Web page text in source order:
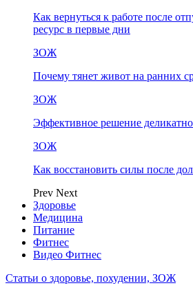
Как вернуться к работе после
ресурс в первые дни
ЗОЖ
Почему тянет живот на ранних
ЗОЖ
Эффективное решение
ЗОЖ
Как восстановить силы после
Prev Next
Здоровье
Медицина
Питание
Фитнес
Видео Фитнес
Статьи о здоровье, похудении, ЗОЖ